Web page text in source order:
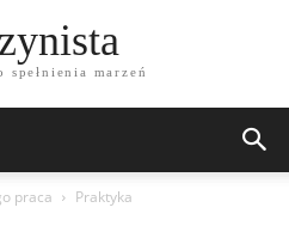
spełnienia marzeń
praca Praktyka